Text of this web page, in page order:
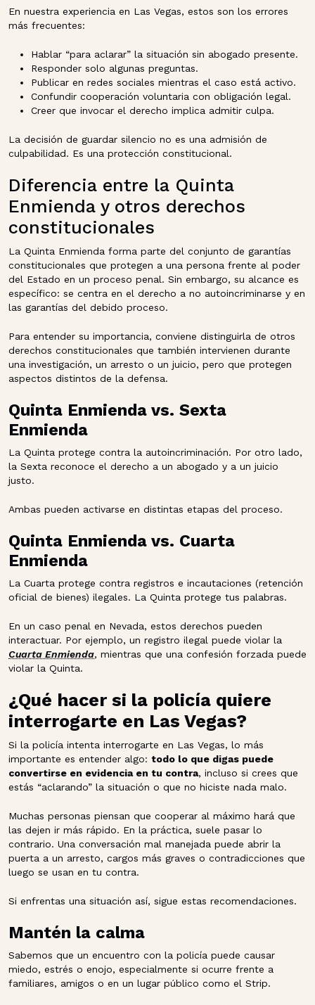
En nuestra experiencia en Las Vegas, estos son los errores
más frecuentes:
Hablar “para aclarar” la situación sin abogado presente.
Responder solo algunas preguntas.
Publicar en redes sociales mientras el caso está activo.
Confundir cooperación voluntaria con obligación legal.
Creer que invocar el derecho implica admitir culpa.
La decisión de guardar silencio no es una admisión de
culpabilidad. Es una protección constitucional.
Diferencia entre la Quinta
Enmienda y otros derechos
constitucionales
La Quinta Enmienda forma parte del conjunto de garantías
constitucionales que protegen a una persona frente al poder
del Estado en un proceso penal. Sin embargo, su alcance es
específico: se centra en el derecho a no autoincriminarse y en
las garantías del debido proceso.
Para entender su importancia, conviene distinguirla de otros
derechos constitucionales que también intervienen durante
una investigación, un arresto o un juicio, pero que protegen
aspectos distintos de la defensa.
Quinta Enmienda vs. Sexta
Enmienda
La Quinta protege contra la autoincriminación. Por otro lado,
la Sexta reconoce el derecho a un abogado y a un juicio
justo.
Ambas pueden activarse en distintas etapas del proceso.
Quinta Enmienda vs. Cuarta
Enmienda
La Cuarta protege contra registros e incautaciones (retención
oficial de bienes) ilegales. La Quinta protege tus palabras.
En un caso penal en Nevada, estos derechos pueden
interactuar. Por ejemplo, un registro ilegal puede violar la
Cuarta Enmienda, mientras que una confesión forzada puede
violar la Quinta.
¿Qué hacer si la policía quiere
interrogarte en Las Vegas?
Si la policía intenta interrogarte en Las Vegas, lo más
importante es entender algo: todo lo que digas puede
convertirse en evidencia en tu contra, incluso si crees que
estás “aclarando” la situación o que no hiciste nada malo.
Muchas personas piensan que cooperar al máximo hará que
las dejen ir más rápido. En la práctica, suele pasar lo
contrario. Una conversación mal manejada puede abrir la
puerta a un arresto, cargos más graves o contradicciones que
luego se usan en tu contra.
Si enfrentas una situación así, sigue estas recomendaciones.
Mantén la calma
Sabemos que un encuentro con la policía puede causar
miedo, estrés o enojo, especialmente si ocurre frente a
familiares, amigos o en un lugar público como el Strip.